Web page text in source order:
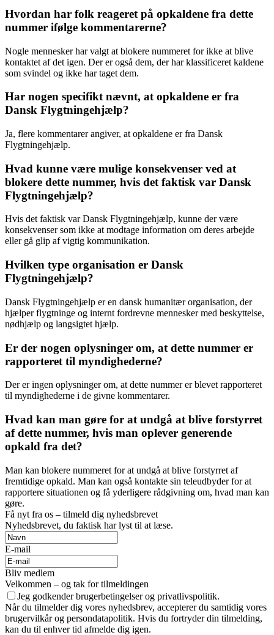
Hvordan har folk reageret på opkaldene fra dette
nummer ifølge kommentarerne?
Nogle mennesker har valgt at blokere nummeret for ikke at blive
kontaktet af det igen. Der er også dem, der har klassificeret kaldene
som svindel og ikke har taget dem.
Har nogen specifikt nævnt, at opkaldene er fra
Dansk Flygtningehjælp?
Ja, flere kommentarer angiver, at opkaldene er fra Dansk
Flygtningehjælp.
Hvad kunne være mulige konsekvenser ved at
blokere dette nummer, hvis det faktisk var Dansk
Flygtningehjælp?
Hvis det faktisk var Dansk Flygtningehjælp, kunne der være
konsekvenser som ikke at modtage information om deres arbejde
eller gå glip af vigtig kommunikation.
Hvilken type organisation er Dansk
Flygtningehjælp?
Dansk Flygtningehjælp er en dansk humanitær organisation, der
hjælper flygtninge og internt fordrevne mennesker med beskyttelse,
nødhjælp og langsigtet hjælp.
Er der nogen oplysninger om, at dette nummer er
rapporteret til myndighederne?
Der er ingen oplysninger om, at dette nummer er blevet rapporteret
til myndighederne i de givne kommentarer.
Hvad kan man gøre for at undgå at blive forstyrret
af dette nummer, hvis man oplever generende
opkald fra det?
Man kan blokere nummeret for at undgå at blive forstyrret af
fremtidige opkald. Man kan også kontakte sin teleudbyder for at
rapportere situationen og få yderligere rådgivning om, hvad man kan
gøre.
Få nyt fra os – tilmeld dig nyhedsbrevet
Nyhedsbrevet, du faktisk har lyst til at læse.
E-mail
Bliv medlem
Velkommen – og tak for tilmeldingen
Jeg godkender brugerbetingelser og privatlivspolitik.
Når du tilmelder dig vores nyhedsbrev, accepterer du samtidig vores
brugervilkår og persondatapolitik. Hvis du fortryder din tilmelding,
kan du til enhver tid afmelde dig igen.